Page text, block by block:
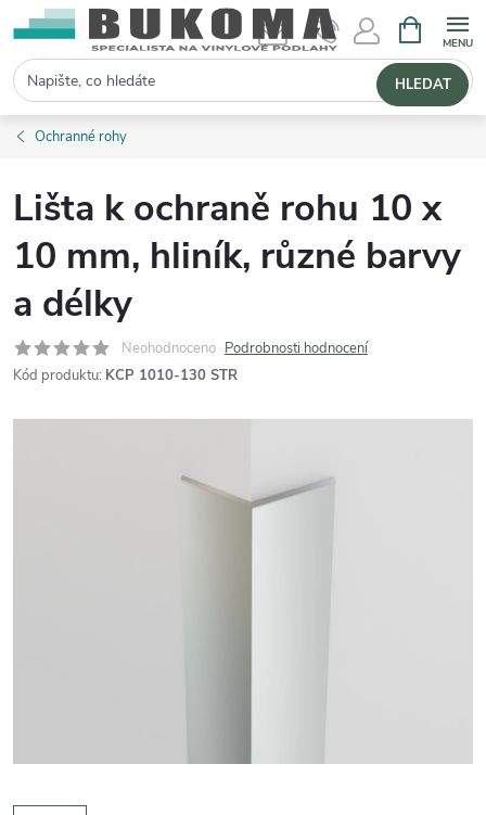
Hledat HLEDAT
Ochranné rohy
Lišta k ochraně rohu 10 x
10 mm, hliník, různé barvy
a délky
Neohodnoceno Podrobnosti hodnocení
Kód produktu: KCP 1010-130 STR